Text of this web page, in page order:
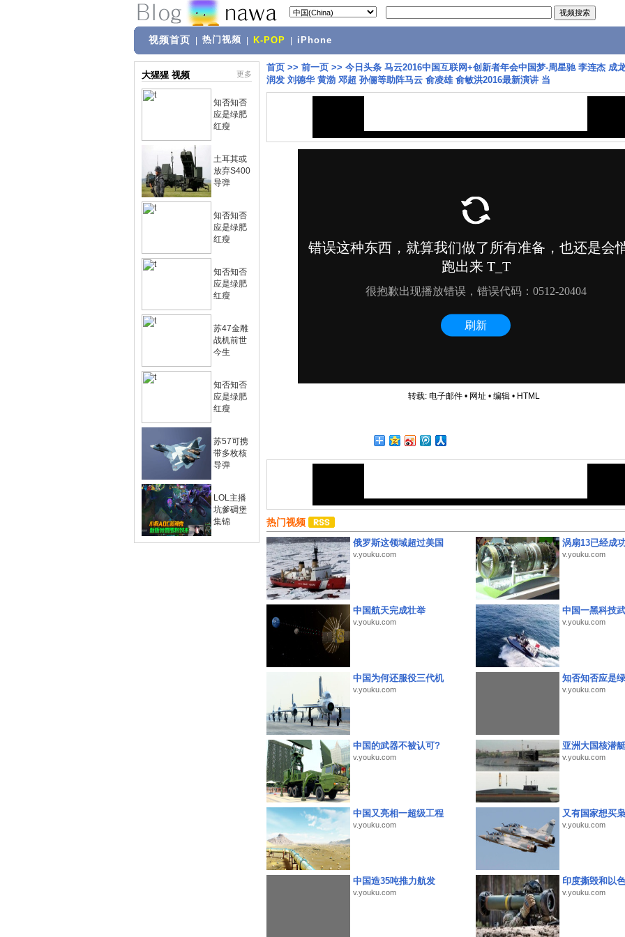
视频首页 热门视频 K-POP iPhone
大猩猩 视频 更多
知否知否
应是绿肥
红瘦
土耳其或
放弃S400
导弹
知否知否
应是绿肥
红瘦
知否知否
应是绿肥
红瘦
苏47金雕
战机前世
今生
知否知否
应是绿肥
红瘦
苏57可携
带多枚核
导弹
LOL主播
坑爹碉堡
集锦
首页 >> 前一页 >> 今日头条 马云2016中国互联网+创新者年会中国梦-周星驰 李连杰 成
润发 刘德华 黄渤 邓超 孙俪等助阵马云 俞凌雄 俞敏洪2016最新演讲 当
转载: 电子邮件• 网址 • 编辑• HTML
热门视频
俄罗斯这领域超过美国
v.youku.com
涡扇13已经成
v.youku.com
中国航天完成壮举
v.youku.com
中国一黑科技
v.youku.com
中国为何还服役三代机
v.youku.com
知否知否应是
v.youku.com
中国的武器不被认可?
v.youku.com
亚洲大国核潜
v.youku.com
中国又亮相一超级工程
v.youku.com
又有国家想买
v.youku.com
中国造35吨推力航发
v.youku.com
印度撕毁和以
v.youku.com